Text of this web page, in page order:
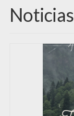
Noticias